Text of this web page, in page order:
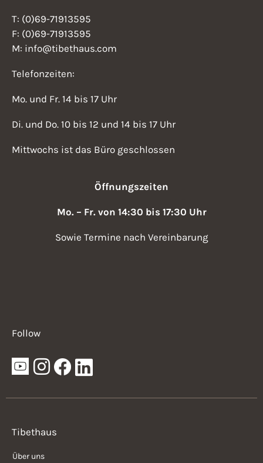
T: (0)69-71913595
F: (0)69-71913595
M: info@tibethaus.com
Telefonzeiten:
Mo. und Fr. 14 bis 17 Uhr
Di. und Do. 10 bis 12 und 14 bis 17 Uhr
Mittwochs ist das Büro geschlossen
Öffnungszeiten
Mo. – Fr. von 14:30 bis 17:30 Uhr
Sowie Termine nach Vereinbarung
Follow
Tibethaus
Über uns